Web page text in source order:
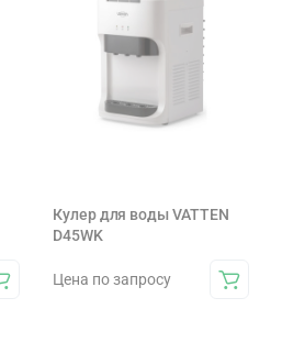
Кулер для воды VATTEN
D45WK
Цена по запросу